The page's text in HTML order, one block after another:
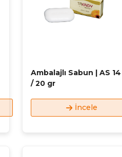
Ambalajlı Sabun | AS 14
/ 20 gr
İncele